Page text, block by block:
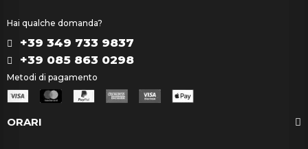
Hai qualche domanda?
+39 349 733 9837
+39 085 863 0298
Metodi di pagamento
ORARI